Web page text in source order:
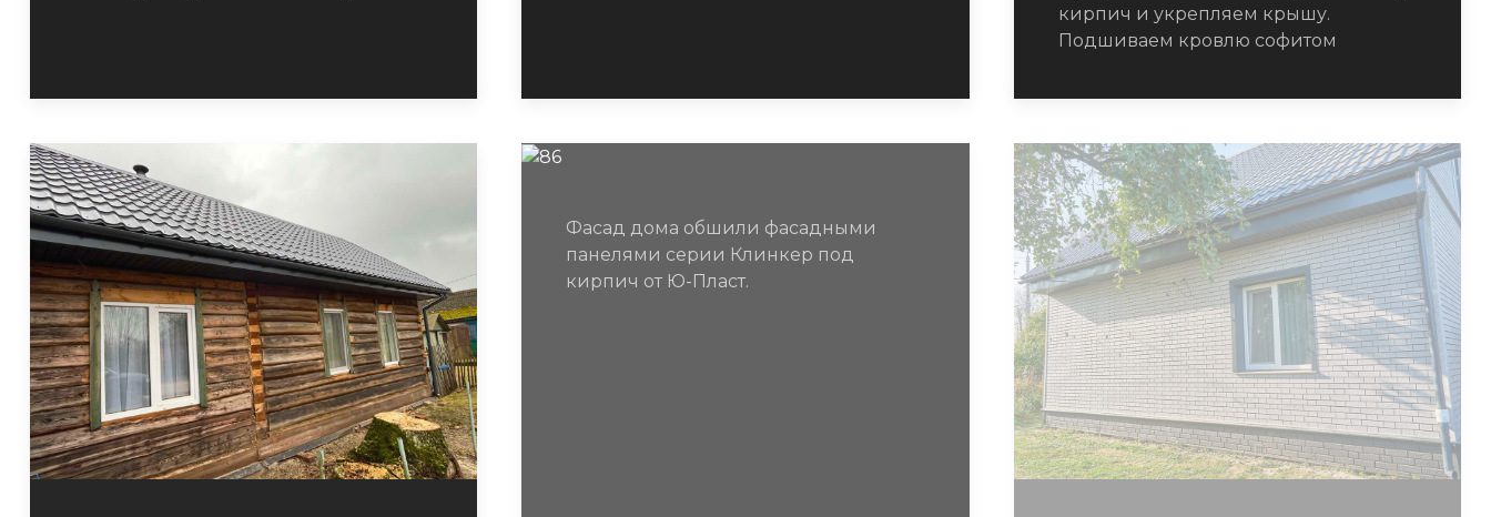
кирпич и укрепляем крышу.
Подшиваем кровлю софитом
Фасад дома обшили фасадными
панелями серии Клинкер под
кирпич от Ю-Пласт.